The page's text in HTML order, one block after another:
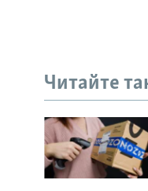
Читайте